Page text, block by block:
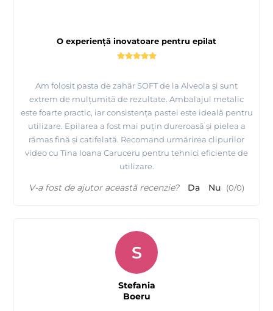
O experiență inovatoare pentru epilat
Am folosit pasta de zahăr SOFT de la Alveola și sunt
extrem de mulțumită de rezultate. Ambalajul metalic
este foarte practic, iar consistența pastei este ideală pentru
utilizare. Epilarea a fost mai puțin dureroasă și pielea a
rămas fină și catifelată. Recomand urmărirea clipurilor
video cu Tina Ioana Caruceru pentru tehnici eficiente de
utilizare.
V-a fost de ajutor această recenzie? Da Nu (0/0)
S
Stefania
Boeru